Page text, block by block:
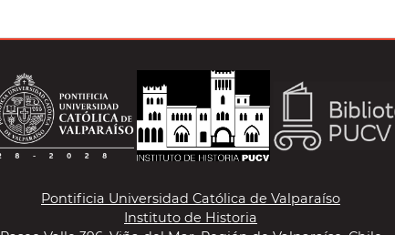
Pontificia Universidad Católica de Valparaíso
Instituto de Historia